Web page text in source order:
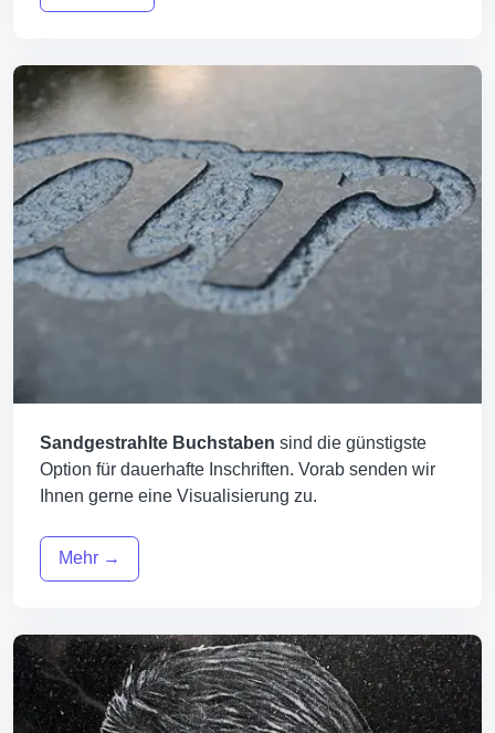
Sandgestrahlte Buchstaben sind die günstigste
Option für dauerhafte Inschriften. Vorab senden wir
Ihnen gerne eine Visualisierung zu.
Mehr →